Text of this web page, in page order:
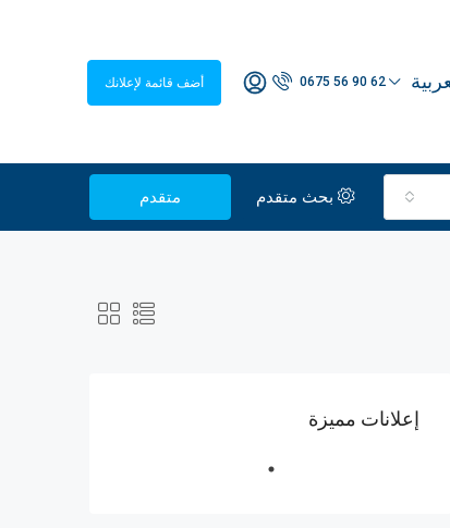
0675 56 90 62 أضف قائمة لإعلانك
بحث متقدم متقدم
إعلانات مميزة